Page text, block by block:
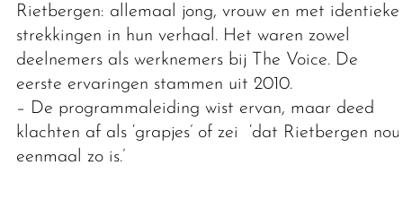
Rietbergen: allemaal jong, vrouw en met identieke
strekkingen in hun verhaal. Het waren zowel
deelnemers als werknemers bij The Voice. De
eerste ervaringen stammen uit 2010.
– De programmaleiding wist ervan, maar deed
klachten af als ‘grapjes’ of zei ‘dat Rietbergen nou
eenmaal zo is.’